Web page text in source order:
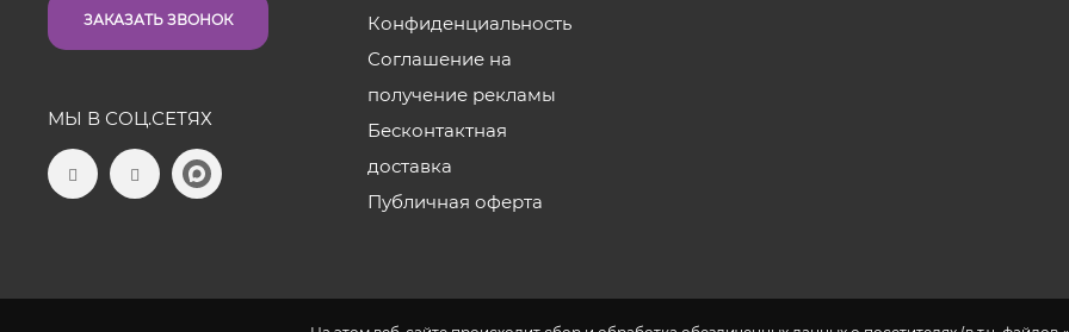
ЗАКАЗАТЬ ЗВОНОК
МЫ В СОЦ.СЕТЯХ
Конфиденциальность
Соглашение на
получение рекламы
Бесконтактная
доставка
Публичная оферта